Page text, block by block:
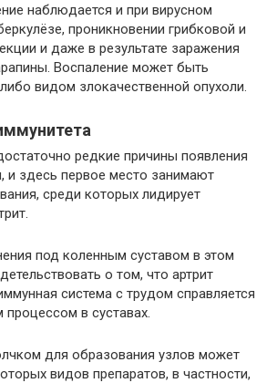
наблюдается и при вирусном
проникновении грибковой и
и даже в результате заражения
Воспаление может быть
видом злокачественной опухоли.
редкие причины появления
и здесь первое место занимают
среди которых лидирует
под коленным суставом в этом
о том, что артрит
система с трудом справляется
в суставах.
для образования узлов может
видов препаратов, в частности,